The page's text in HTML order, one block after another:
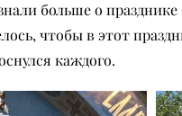
больше о
чтобы в этот
каждого.